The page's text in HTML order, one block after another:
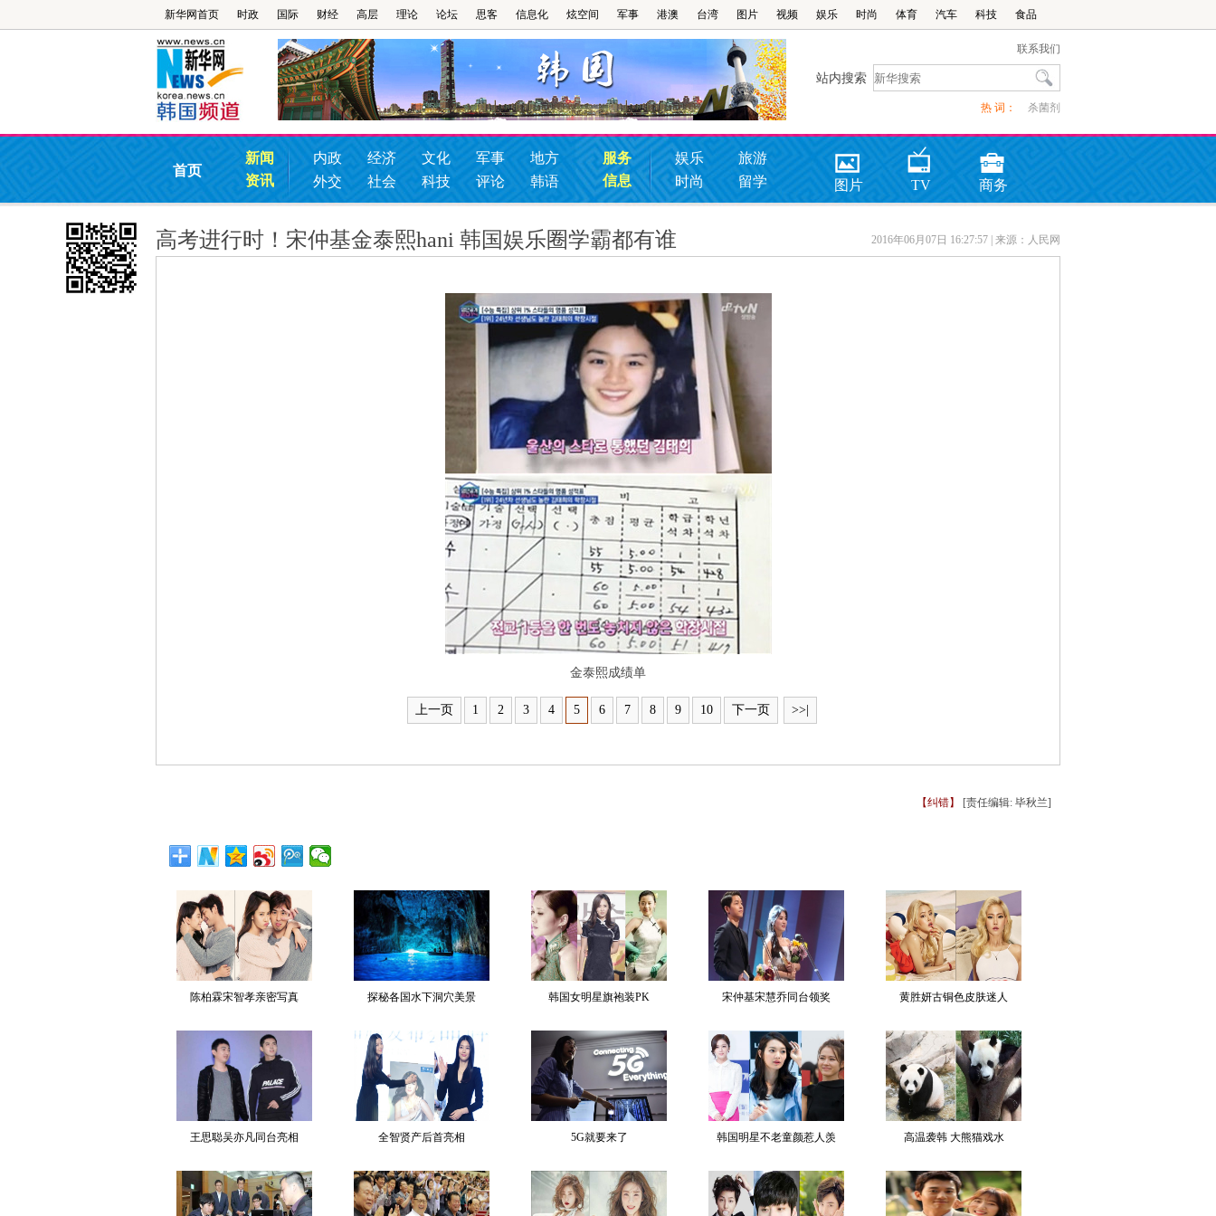
新华网首页 时政 国际 财经 高层 理论 论坛 思客 信息化 炫空间 军事 港澳 台湾 图片 视频 娱乐 时尚 体育 汽车 科技 食品
联系我们
站内搜索
热 词： 杀菌剂
首页
新闻
资讯
内政 经济 文化 军事
地方
外交
社会 科技 评论 韩语
服务
信息
娱乐
旅游
时尚
留学 图片 TV 商务
高考进行时！宋仲基金泰熙hani 韩国娱乐圈学霸都有谁 2016年06月07日 16:27:57 | 来源：人民网
金泰熙成绩单
上一页 1 2 3 4 5 6 7 8 9 10 下一页 >>|
【纠错】 [责任编辑: 毕秋兰]
陈柏霖宋智孝亲密写真 探秘各国水下洞穴美景 韩国女明星旗袍装PK 宋仲基宋慧乔同台领奖 黄胜妍古铜色皮肤迷人
王思聪吴亦凡同台亮相 全智贤产后首亮相 5G就要来了 韩国明星不老童颜惹人羡 高温袭韩 大熊猫戏水